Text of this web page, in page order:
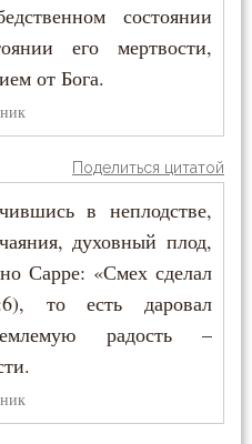
состоянии
его мертвости,
от Бога.
Поделиться цитатой
в неплодстве,
духовный плод,
Сарре: «Смех сделал
то есть даровал
радость –